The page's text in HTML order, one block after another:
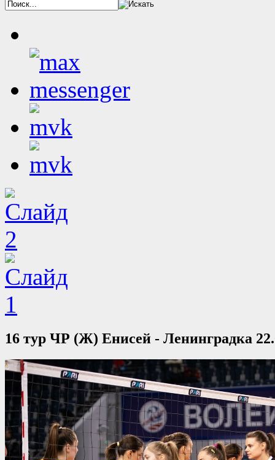
16 тур ЧР (Ж) Енисей - Ленинградка